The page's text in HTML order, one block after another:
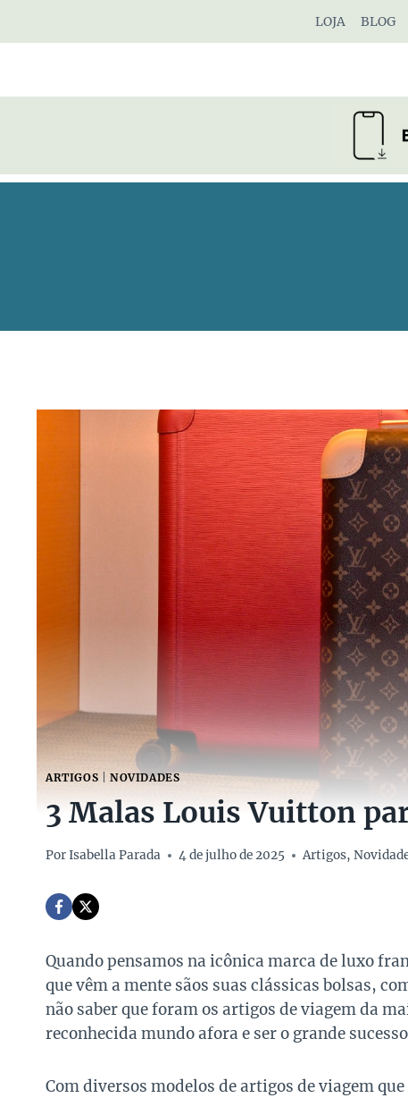
LOJA BLOG
ARTIGOS NOVIDADES
3 Malas Louis Vuitton
PorIsabella Parada 4 de julho de 2025 Artigos,
Quando pensamos na icônica marca de luxo
que vêm a mente sãos suas clássicas bolsas,
não saber que foram os artigos de viagem da
reconhecida mundo afora e ser o grande
Com diversos modelos de artigos de viagem